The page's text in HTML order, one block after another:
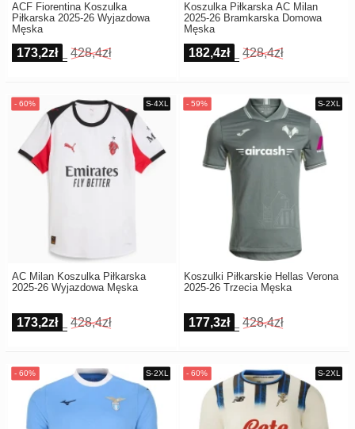
ACF Fiorentina Koszulka
Piłkarska 2025-26 Wyjazdowa
Męska
173,2zł 428,4zł
Koszulka Piłkarska AC Milan
2025-26 Bramkarska Domowa
Męska
182,4zł 428,4zł
AC Milan Koszulka Piłkarska
2025-26 Wyjazdowa Męska
173,2zł 428,4zł
Koszulki Piłkarskie Hellas Verona
2025-26 Trzecia Męska
177,3zł 428,4zł